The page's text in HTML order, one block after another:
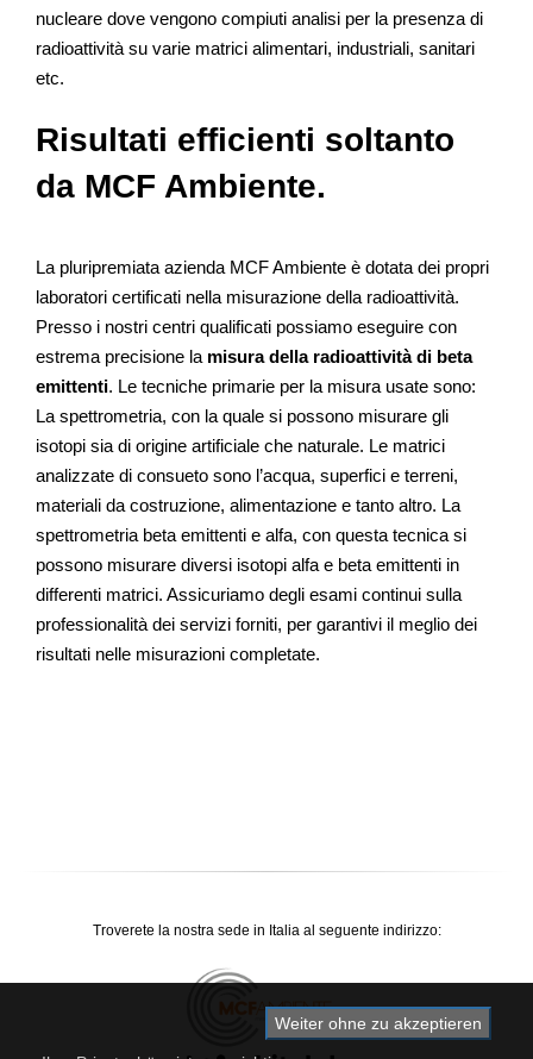
nucleare dove vengono compiuti analisi per la presenza di
radioattività su varie matrici alimentari, industriali, sanitari
etc.
Risultati efficienti soltanto
da MCF Ambiente.
La pluripremiata azienda MCF Ambiente è dotata dei propri
laboratori certificati nella misurazione della radioattività.
Presso i nostri centri qualificati possiamo eseguire con
estrema precisione la misura della radioattività di beta
emittenti. Le tecniche primarie per la misura usate sono:
La spettrometria, con la quale si possono misurare gli
isotopi sia di origine artificiale che naturale. Le matrici
analizzate di consueto sono l’acqua, superfici e terreni,
materiali da costruzione, alimentazione e tanto altro. La
spettrometria beta emittenti e alfa, con questa tecnica si
possono misurare diversi isotopi alfa e beta emittenti in
differenti matrici. Assicuriamo degli esami continui sulla
professionalità dei servizi forniti, per garantivi il meglio dei
risultati nelle misurazioni completate.
Troverete la nostra sede in Italia al seguente indirizzo:
Weiter ohne zu akzeptieren